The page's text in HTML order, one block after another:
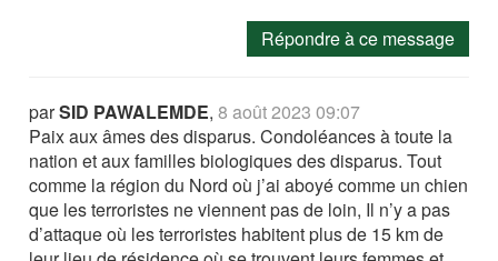
Répondre à ce message
parSID PAWALEMDE,8 août 2023 09:07
Paix aux âmes des disparus. Condoléances à toute la
nation et aux familles biologiques des disparus. Tout
comme la région du Nord où j’ai aboyé comme un chien
que les terroristes ne viennent pas de loin, Il n’y a pas
d’attaque où les terroristes habitent plus de 15 km de